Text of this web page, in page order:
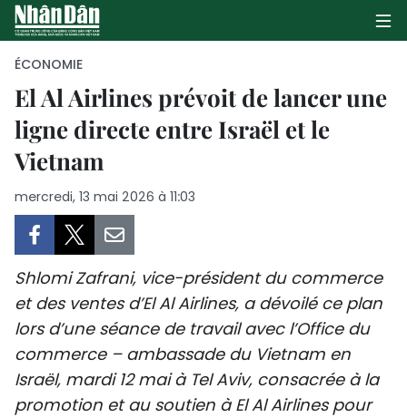
PAGE D'ACCUEIL
CULTURE
TOURISME
ENVIRONNEMENT
ÉCONOMIE
El Al Airlines prévoit de lancer une
ligne directe entre Israël et le
Vietnam
mercredi, 13 mai 2026 à 11:03
Shlomi Zafrani, vice-président du commerce
et des ventes d’El Al Airlines, a dévoilé ce plan
lors d’une séance de travail avec l’Office du
commerce – ambassade du Vietnam en
Israël, mardi 12 mai à Tel Aviv, consacrée à la
promotion et au soutien à El Al Airlines pour